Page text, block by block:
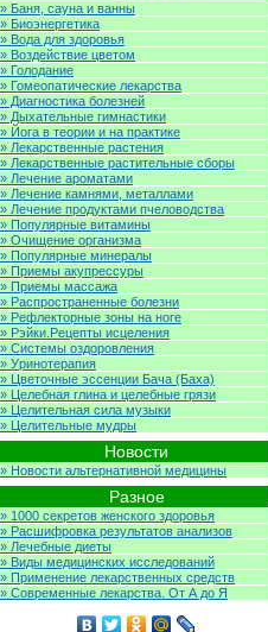
» Баня, сауна и ванны
» Биоэнергетика
» Вода для здоровья
» Воздействие цветом
» Голодание
» Гомеопатические лекарства
» Диагностика болезней
» Дыхательные гимнастики
» Йога в теории и на практике
» Лекарственные растения
» Лекарственные растительные сборы
» Лечение ароматами
» Лечение камнями, металлами
» Лечение продуктами пчеловодства
» Популярные витамины
» Очищение организма
» Популярные минералы
» Приемы акупрессуры
» Приемы массажа
» Распространенные болезни
» Рефлекторные зоны на ноге
» Рэйки.Рецепты исцеления
» Системы оздоровления
» Уринотерапия
» Цветочные эссенции Бача (Баха)
» Целебная глина и целебные грязи
» Целительная сила музыки
» Целительные мудры
Новости
» Новости альтернативной медицины
Разное
» 1000 секретов женского здоровья
» Расшифровка результатов анализов
» Лечебные диеты
» Виды медицинских исследований
» Применение лекарственных средств
» Современные лекарства. От А до Я